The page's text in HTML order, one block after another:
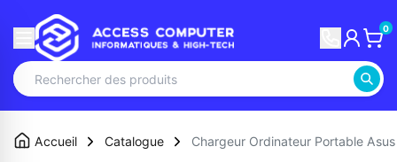
0
Accueil Catalogue Chargeur Ordinateur Portable